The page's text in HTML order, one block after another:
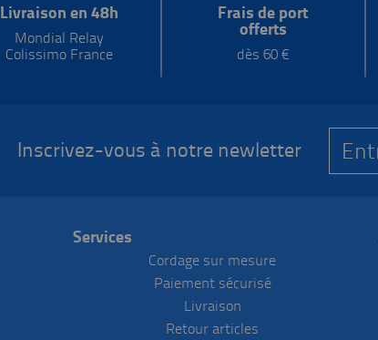
Livraison en 48h
Mondial Relay
Colissimo France
Frais de port
offerts
dès 60 €
Inscrivez-vous à notre newletter
Services
Cordage sur mesure
Paiement sécurisé
Livraison
Retour articles